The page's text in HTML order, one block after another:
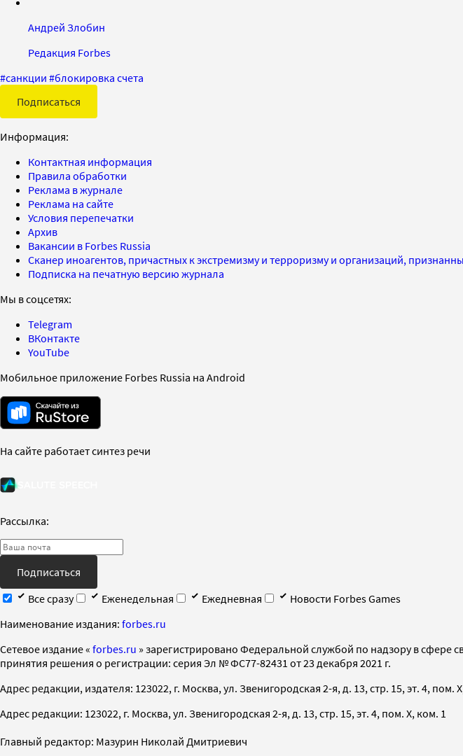
Андрей Злобин
Редакция Forbes
#санкции #блокировка счета
Подписаться
Информация:
Контактная информация
Правила обработки
Реклама в журнале
Реклама на сайте
Условия перепечатки
Архив
Вакансии в Forbes Russia
Сканер иноагентов, причастных к экстремизму и терроризму и организаций,
Подписка на печатную версию журнала
Мы в соцсетях:
Telegram
ВКонтакте
YouTube
Мобильное приложение Forbes Russia на Android
На сайте работает синтез речи
Рассылка:
Подписаться
Все сразу
Еженедельная Ежедневная
Новости Forbes Games
Наименование издания: forbes.ru
Cетевое издание « forbes.ru » зарегистрировано Федеральной службой по надзору в
принятия решения о регистрации: серия Эл № ФС77-82431 от 23 декабря 2021 г.
Адрес редакции, издателя: 123022, г. Москва, ул. Звенигородская 2-я, д. 13, стр. 15, эт. 4, пом.
Адрес редакции: 123022, г. Москва, ул. Звенигородская 2-я, д. 13, стр. 15, эт. 4, пом. X, ком. 1
Главный редактор: Мазурин Николай Дмитриевич